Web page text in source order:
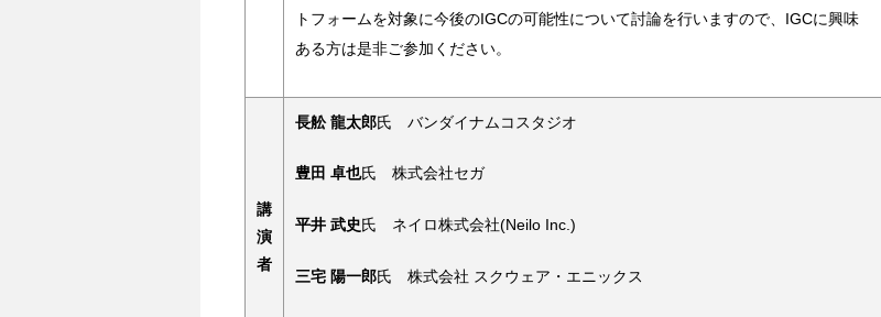
トフォームを対象に今後のIGCの可能性について討論を行いますので、IGCに興味
ある方は是非ご参加ください。
講
演
者
長舩 龍太郎氏 バンダイナムコスタジオ
豊田 卓也氏 株式会社セガ
平井 武史氏 ネイロ株式会社(Neilo Inc.)
三宅 陽一郎氏 株式会社 スクウェア・エニックス